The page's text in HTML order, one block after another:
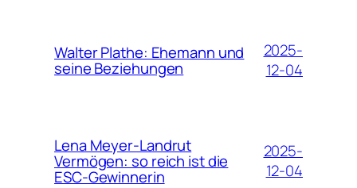
Walter Plathe: Ehemann und
seine Beziehungen
2025-
12-04
Lena Meyer-Landrut
Vermögen: so reich ist die
ESC-Gewinnerin
2025-
12-04